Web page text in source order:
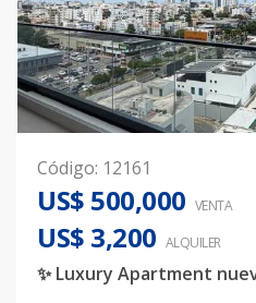
Código: 12161
US$ 500,000 VENTA
US$ 3,200 ALQUILER